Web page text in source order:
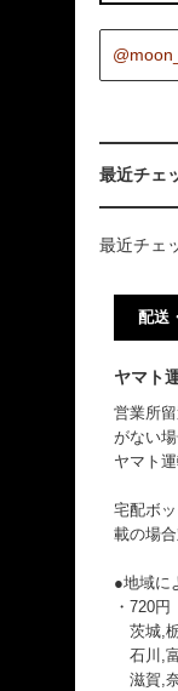
最近チェ
最近チェ
配送
ヤマト
営業所
がない
ヤマト
宅配ボ
載の場
●地域に
・720円
茨城,
石川,
滋賀,